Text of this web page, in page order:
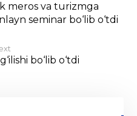
meros va turizmga
seminar bo‘lib o‘tdi
bo‘lib o‘tdi